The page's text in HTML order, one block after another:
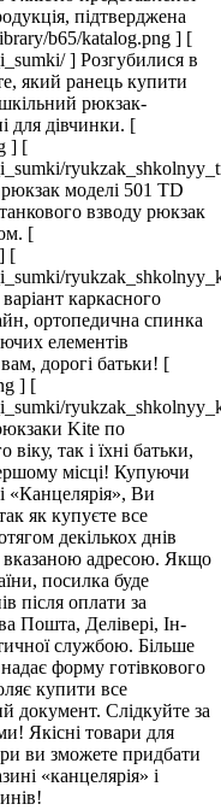
підтверджена
b65/katalog.png ] [
] Розгубилися в
який ранець купити
рюкзак-
для дівчинки. [
] [
моделі 501 TD
взводу рюкзак
[
[
каркасного
ортопедична спинка
елементів
дорогі батьки! [
] [
Kite по
віку, так і їхні батьки,
місці! Купуючи
«Канцелярія», Ви
як купуєте все
декількох днів
вказаною адресою. Якщо
посилка буде
після оплати за
Пошта, Делівері, Ін-
службою. Більше
форму готівкового
купити все
документ. Слідкуйте за
Якісні товари для
ви зможете придбати
«канцелярія» і